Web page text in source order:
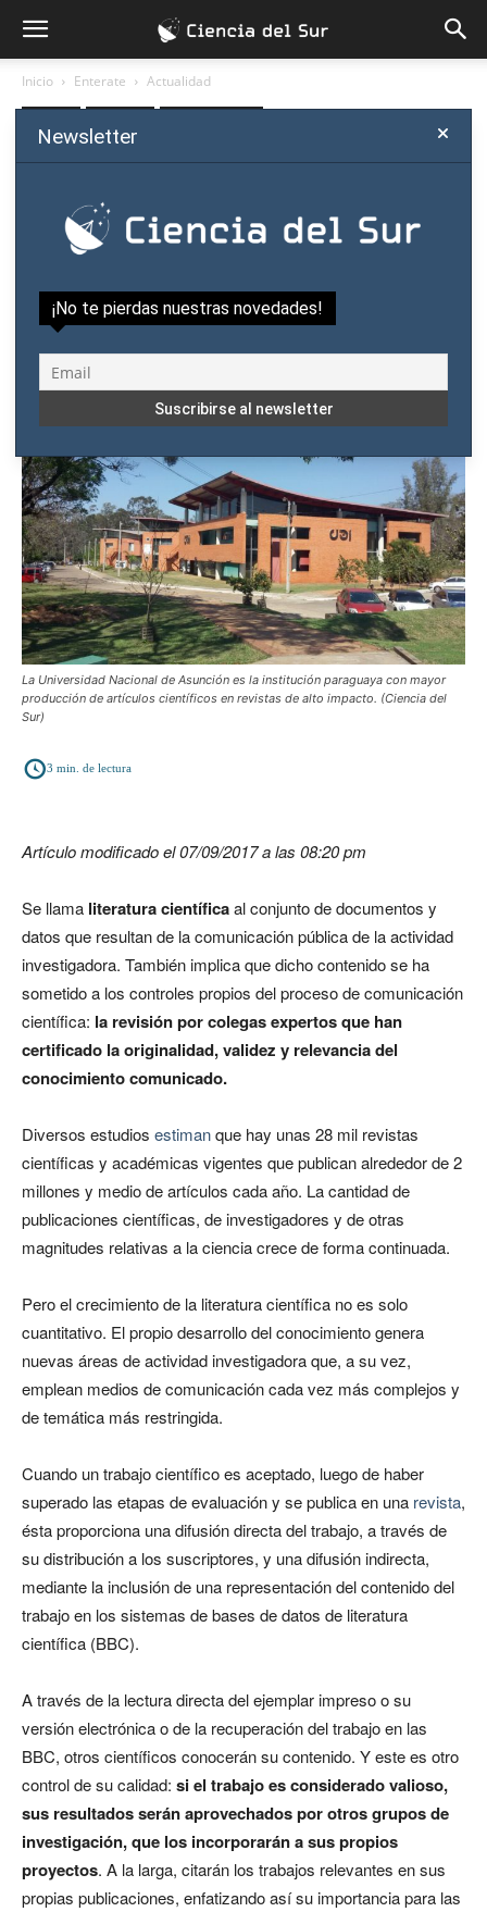
Inicio Enterate Actualidad
Producción científica en
Paraguay: ¿Quiénes publican
más?
La Universidad Nacional de Asunción es la institución paraguaya con mayor
producción de artículos científicos en revistas de alto impacto. (Ciencia del
Sur)
3 min. de lectura
Artículo modificado el 07/09/2017 a las 08:20 pm
Se llama literatura científicaal conjunto de documentos y
datos que resultan de la comunicación pública de la actividad
investigadora. También implica que dicho contenido se ha
sometido a los controles propios del proceso de comunicación
científica: la revisión por colegas expertos que han
certificado la originalidad, validez y relevancia del
conocimiento comunicado.
Diversos estudios estimanque hay unas 28 mil revistas
científicas y académicas vigentes que publican alrededor de 2
millones y medio de artículos cada año. La cantidad de
publicaciones científicas, de investigadores y de otras
magnitudes relativas a la ciencia crece de forma continuada.
Pero el crecimiento de la literatura científica no es solo
cuantitativo. El propio desarrollo del conocimiento genera
nuevas áreas de actividad investigadora que, a su vez,
emplean medios de comunicación cada vez más complejos y
de temática más restringida.
Cuando un trabajo científico es aceptado, luego de haber
superado las etapas de evaluación y se publica en una revista,
ésta proporciona una difusión directa del trabajo, a través de
su distribución a los suscriptores, y una difusión indirecta,
mediante la inclusión de una representación del contenido del
trabajo en los sistemas de bases de datos de literatura
científica (BBC).
A través de la lectura directa del ejemplar impreso o su
versión electrónica o de la recuperación del trabajo en las
BBC, otros científicos conocerán su contenido. Y este es otro
control de su calidad: si el trabajo es considerado valioso,
sus resultados serán aprovechados por otros grupos de
investigación, que los incorporarán a sus propios
proyectos. A la larga, citarán los trabajos relevantes en sus
propias publicaciones, enfatizando así su importancia para las
Newsletter
¡No te pierdas nuestras novedades!